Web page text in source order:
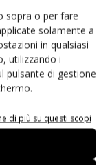
sopra o per fare
solamente a
in qualsiasi
utilizzando i
pulsante di gestione
di più su questi scopi
browser per i